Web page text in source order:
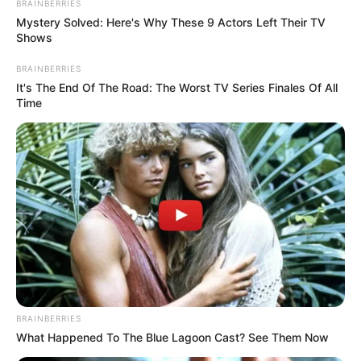
Kevesen számítottak arra, hogyGiorgia Meloni
ilyen gyorsan és határozottan hajtja végre
politikáját. A számok azonban egyértelműek. 2023-
ban Olaszország a határán állt az összeomlásnak. A
mindössze 6000 lakosúLampedusa
szigete szinte
beleroppant a migrációs hullámba.
Egyes napokon több mint 2000 érkezést
regisztráltak 24 óra alatt, a befogadóközpontok
BRAINBERRIES
Mystery Solved: Here's Why These 9 Actors Left Their TV
Shows
BRAINBERRIES
It's The End Of The Road: The Worst TV Series Finales Of All
Time
BRAINBERRIES
What Happened To The Blue Lagoon Cast? See Them Now